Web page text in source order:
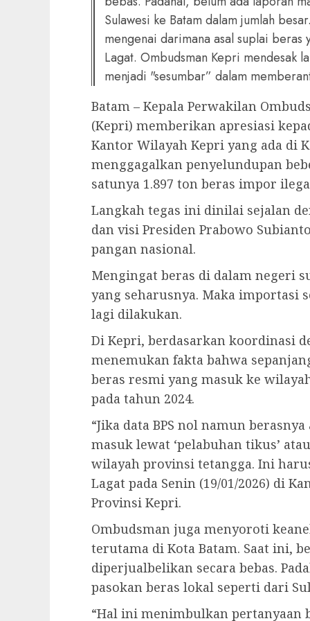
Sulawesi ke Batam dalam jumlah
mengenai darimana asal suplai beras
Lagat. Ombudsman Kepri mendesak
menjadi "sesumbar” dalam
Batam – Kepala Perwakilan
(Kepri) memberikan apresiasi
Kantor Wilayah Kepri yang ada di
menggagalkan penyelundupan
satunya 1.897 ton beras impor
Langkah tegas ini dinilai sejalan
dan visi Presiden Prabowo
pangan nasional.
Mengingat beras di dalam negeri
yang seharusnya. Maka importasi
lagi dilakukan.
Di Kepri, berdasarkan koordinasi
menemukan fakta bahwa
beras resmi yang masuk ke
pada tahun 2024.
“Jika data BPS nol namun
masuk lewat ‘pelabuhan tikus’
wilayah provinsi tetangga. Ini
Lagat pada Senin (19/01/2026) di
Provinsi Kepri.
Ombudsman juga menyoroti
terutama di Kota Batam. Saat ini,
diperjualbelikan secara bebas.
pasokan beras lokal seperti dari
“Hal ini menimbulkan pertanyaan